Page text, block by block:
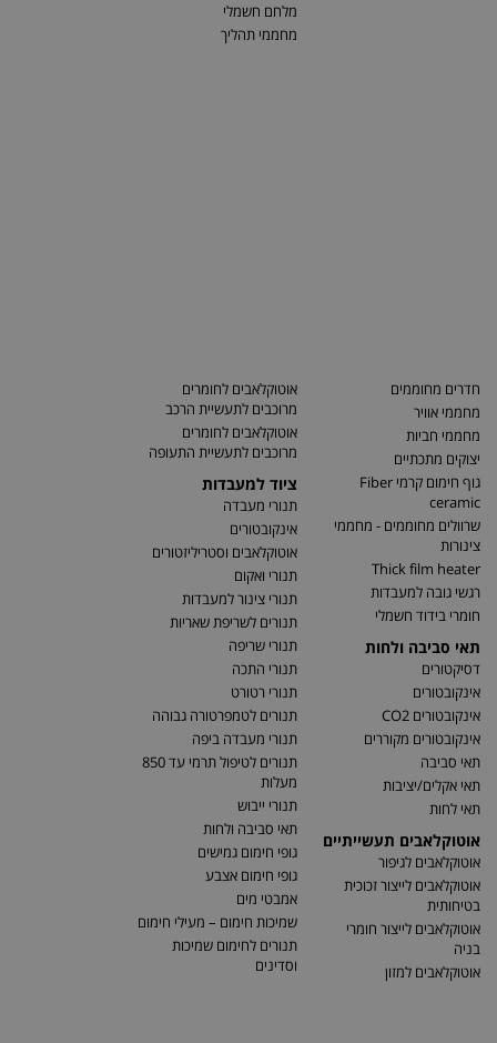
מלחם חשמלי
מחממי תהליך
חדרים מחוממים
מחממי אוויר
מחממי חביות
יצוקים מתכתיים
גוף חימום קרמי Fiber
ceramic
שרוולים מחוממים - מחממי
צינורות
Thick film heater
רגשי גובה למעבדות
חומרי בידוד חשמלי
תאי סביבה ולחות
דסיקטורים
אינקובטורים
אינקובטורים CO2
אינקובטורים מקוררים
תאי סביבה
תאי אקלים/יציבות
תאי לחות
אוטוקלאבים תעשייתיים
אוטוקלאבים לגיפור
אוטוקלאבים לייצור זכוכית
בטיחותית
אוטוקלאבים לייצור חומרי
בניה
אוטוקלאבים למזון
אוטוקלאבים לחומרים
מרוכבים לתעשיית הרכב
אוטוקלאבים לחומרים
מרוכבים לתעשיית התעופה
ציוד למעבדות
תנורי מעבדה
אינקובטורים
אוטוקלאבים וסטריליזטורים
תנורי ואקום
תנורי צינור למעבדות
תנורים לשריפת שאריות
תנורי שריפה
תנורי התכה
תנורי רטורט
תנורים לטמפרטורה גבוהה
תנורי מעבדה ביפה
תנורים לטיפול תרמי עד 850
מעלות
תנורי ייבוש
תאי סביבה ולחות
גופי חימום גמישים
גופי חימום אצבע
אמבטי מים
שמיכות חימום – מעילי חימום
תנורים לחימום שמיכות
וסדינים